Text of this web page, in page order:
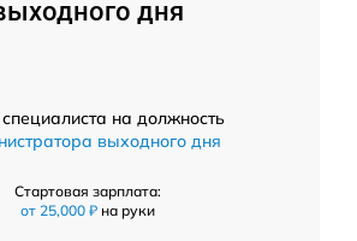
дня
на должность
выходного дня
Стартовая зарплата:
от 25,000 ₽ на руки